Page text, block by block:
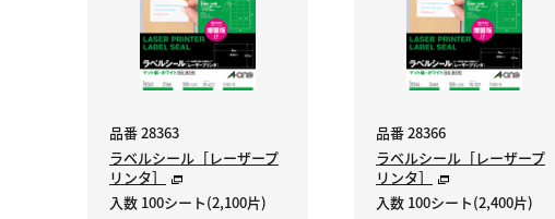
品番 28363
ラベルシール［レーザープ
リンタ］
入数 100シート(2,100片)
品番 28366
ラベルシール［レーザープ
リンタ］
入数 100シート(2,400片)